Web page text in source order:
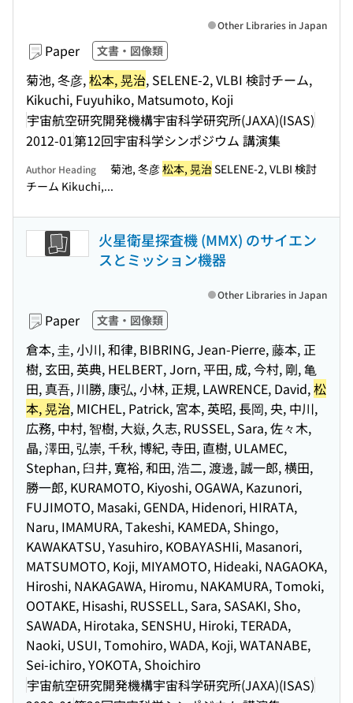
Paper 文書・図像類
菊池, 冬彦,松本, 晃治, SELENE-2, VLBI 検討チーム,
Kikuchi, Fuyuhiko, Matsumoto, Koji
宇宙航空研究開発機構宇宙科学研究所(JAXA)(ISAS)
2012-01第12回宇宙科学シンポジウム 講演集
Other Libraries in Japan
Author Heading 菊池, 冬彦松本, 晃治SELENE-2, VLBI 検討
チーム Kikuchi,...
火星衛星探査機 (MMX) のサイエン
スとミッション機器
Paper 文書・図像類
倉本, 圭, 小川, 和律, BIBRING, Jean-Pierre, 藤本, 正
樹, 玄田, 英典, HELBERT, Jorn, 平田, 成, 今村, 剛, 亀
田, 真吾, 川勝, 康弘, 小林, 正規, LAWRENCE, David,松
本, 晃治, MICHEL, Patrick, 宮本, 英昭, 長岡, 央, 中川,
広務, 中村, 智樹, 大嶽, 久志, RUSSEL, Sara, 佐々木,
晶, 澤田, 弘崇, 千秋, 博紀, 寺田, 直樹, ULAMEC,
Stephan, 臼井, 寛裕, 和田, 浩二, 渡邊, 誠一郎, 横田,
勝一郎, KURAMOTO, Kiyoshi, OGAWA, Kazunori,
FUJIMOTO, Masaki, GENDA, Hidenori, HIRATA,
Naru, IMAMURA, Takeshi, KAMEDA, Shingo,
KAWAKATSU, Yasuhiro, KOBAYASHIi, Masanori,
MATSUMOTO, Koji, MIYAMOTO, Hideaki, NAGAOKA,
Hiroshi, NAKAGAWA, Hiromu, NAKAMURA, Tomoki,
OOTAKE, Hisashi, RUSSELL, Sara, SASAKI, Sho,
SAWADA, Hirotaka, SENSHU, Hiroki, TERADA,
Naoki, USUI, Tomohiro, WADA, Koji, WATANABE,
Sei-ichiro, YOKOTA, Shoichiro
宇宙航空研究開発機構宇宙科学研究所(JAXA)(ISAS)
Other Libraries in Japan